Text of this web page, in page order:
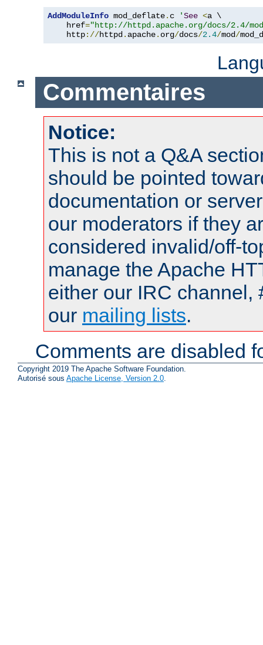
AddModuleInfo mod_deflate. c 'See <a \
    href
="http://httpd.apache.org/docs/2.4/
    http
://httpd. apache. org/docs/2.4/mod/
Commentaires
Notice:
This is not a Q&A
should be pointed
documentation or
our moderators if they
considered invalid/off-
manage the Apache
either our IRC channel,
our mailing lists.
Comments are disabled
Copyright 2019 The Apache Software Foundation.
Autorisé sous Apache License, Version 2.0.